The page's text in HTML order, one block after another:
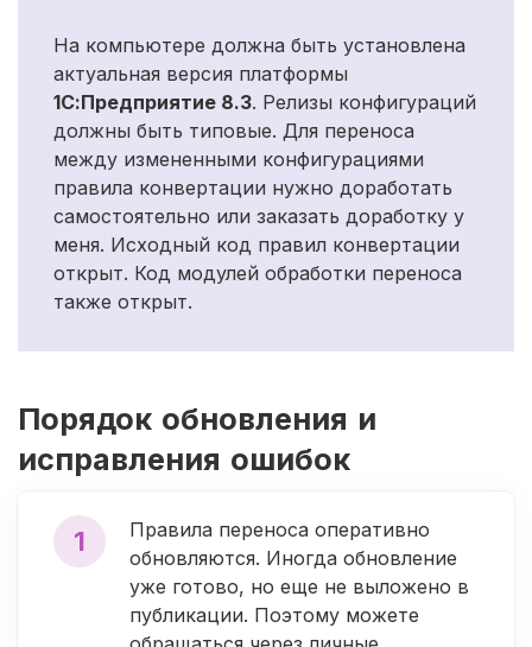
На компьютере должна быть установлена
актуальная версия платформы
1С:Предприятие 8.3. Релизы конфигураций
должны быть типовые. Для переноса
между измененными конфигурациями
правила конвертации нужно доработать
самостоятельно или заказать доработку у
меня. Исходный код правил конвертации
открыт. Код модулей обработки переноса
также открыт.
Порядок обновления и
исправления ошибок
1
Правила переноса оперативно
обновляются. Иногда обновление
уже готово, но еще не выложено в
публикации. Поэтому можете